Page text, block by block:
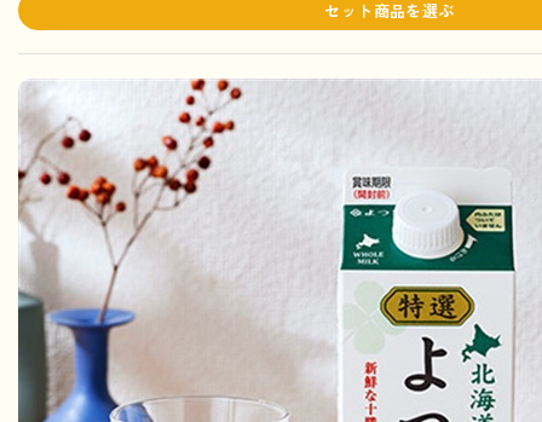
セット商品を選ぶ